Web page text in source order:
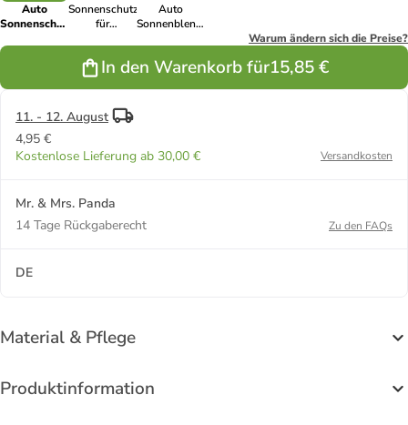
Auto
Sonnenschutz
Kuchenstück
Sonnenschutz
für
Kuchenstück
... in Schwarz
Auto
Sonnenblende
mit Spruch in
Warum ändern sich die Preise?
In den Warenkorb für15,85 €
11. - 12. August
4,95 €
Kostenlose Lieferung ab 30,00 €
Versandkosten
Mr. & Mrs. Panda
14 Tage Rückgaberecht
Zu den FAQs
DE
Material & Pflege
Produktinformation